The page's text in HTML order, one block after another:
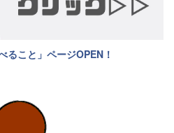
ること」ページOPEN！